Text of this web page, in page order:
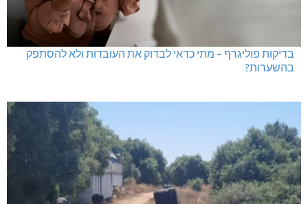
בדיקות פוליגרף – מתי כדאי לבדוק את העובדות ולא להסתפק
בהשערות?